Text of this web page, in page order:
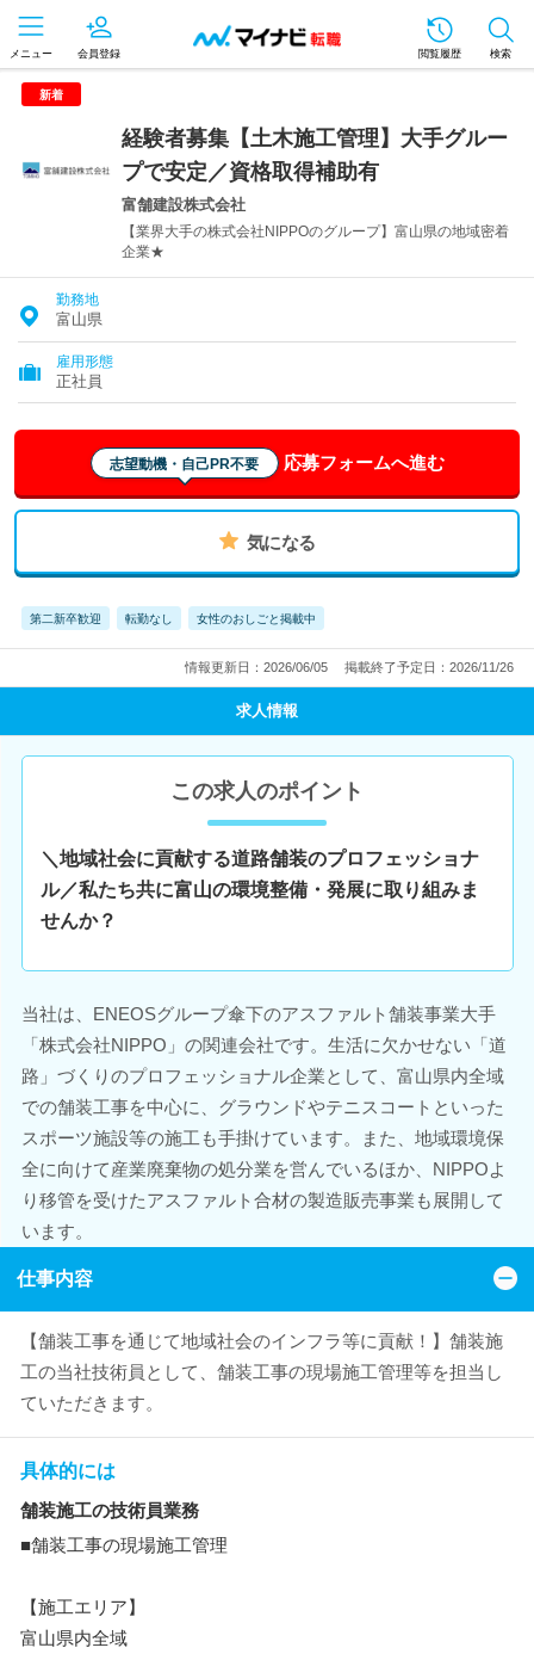
メニュー 会員登録 閲覧履歴 検索
新着
経験者募集【土木施工管理】大手グルー
プで安定／資格取得補助有
富舗建設株式会社
【業界大手の株式会社NIPPOのグループ】富山県の地域密着
企業★
勤務地
富山県
雇用形態
正社員
志望動機・自己PR不要 応募フォームへ進む
気になる
第二新卒歓迎 転勤なし 女性のおしごと掲載中
情報更新日：2026/06/05 掲載終了予定日：2026/11/26
求人情報
この求人のポイント
＼地域社会に貢献する道路舗装のプロフェッショナ
ル／私たち共に富山の環境整備・発展に取り組みま
せんか？
当社は、ENEOSグループ傘下のアスファルト舗装事業大手
「株式会社NIPPO」の関連会社です。生活に欠かせない「道
路」づくりのプロフェッショナル企業として、富山県内全域
での舗装工事を中心に、グラウンドやテニスコートといった
スポーツ施設等の施工も手掛けています。また、地域環境保
全に向けて産業廃棄物の処分業を営んでいるほか、NIPPOよ
り移管を受けたアスファルト合材の製造販売事業も展開して
います。
仕事内容
【舗装工事を通じて地域社会のインフラ等に貢献！】舗装施
工の当社技術員として、舗装工事の現場施工管理等を担当し
ていただきます。
具体的には
舗装施工の技術員業務
■舗装工事の現場施工管理
【施工エリア】
富山県内全域